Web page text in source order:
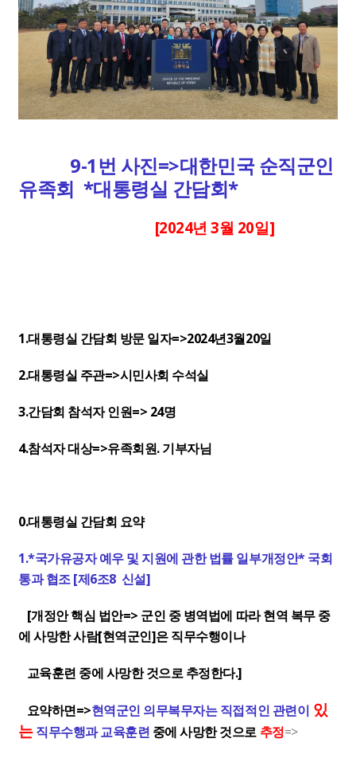
9-1번 사진=>대한민국 순직군인
유족회 *대통령실 간담회*
[2024년 3월 20일]
1.대통령실 간담회 방문 일자=>2024년3월20일
2.대통령실 주관=>시민사회 수석실
3.간담회 참석자 인원=> 24명
4.참석자 대상=>유족회원. 기부자님
0.대통령실 간담회 요약
1.*국가유공자 예우 및 지원에 관한 법률 일부개정안* 국회
통과 협조 [제6조8 신설]
[개정안 핵심 법안=> 군인 중 병역법에 따라 현역 복무 중
에 사망한 사람[현역군인]은 직무수행이나
교육훈련 중에 사망한 것으로 추정한다.]
요약하면=>현역군인 의무복무자는 직접적인 관련이 있
는 직무수행과 교육훈련 중에 사망한 것으로 추정=>